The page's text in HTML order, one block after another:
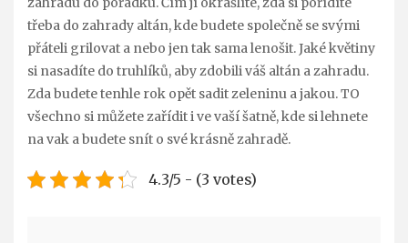
třeba do zahrady altán, kde budete společně se svými
přáteli grilovat a nebo jen tak sama lenošit. Jaké květiny
si nasadíte do truhlíků, aby zdobili váš altán a zahradu.
Zda budete tenhle rok opět sadit zeleninu a jakou. TO
všechno si můžete zařídit i ve vaší šatně, kde si lehnete
na vak a budete snít o své krásně zahradě.
4.3/5 - (3 votes)